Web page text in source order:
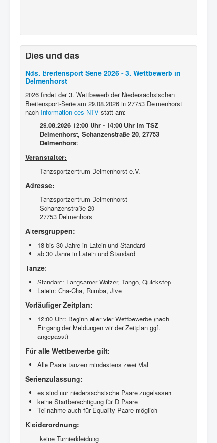
Dies und das
Nds. Breitensport Serie 2026 - 3. Wettbewerb in
Delmenhorst
2026 findet der 3. Wettbewerb der Niedersächsischen
Breitensport-Serie am 29.08.2026 in 27753 Delmenhorst
nach Information des NTV statt am:
29.08.2026 12:00 Uhr - 14:00 Uhr im TSZ
Delmenhorst, Schanzenstraße 20, 27753
Delmenhorst
Veranstalter:
Tanzsportzentrum Delmenhorst e.V.
Adresse:
Tanzsportzentrum Delmenhorst
Schanzenstraße 20
27753 Delmenhorst
Altersgruppen:
18 bis 30 Jahre in Latein und Standard
ab 30 Jahre in Latein und Standard
Tänze:
Standard: Langsamer Walzer, Tango, Quickstep
Latein: Cha-Cha, Rumba, Jive
Vorläufiger Zeitplan:
12:00 Uhr: Beginn aller vier Wettbewerbe (nach
Eingang der Meldungen wir der Zeitplan ggf.
angepasst)
Für alle Wettbewerbe gilt:
Alle Paare tanzen mindestens zwei Mal
Serienzulassung:
es sind nur niedersächsische Paare zugelassen
keine Startberechtigung für D Paare
Teilnahme auch für Equality-Paare möglich
Kleiderordnung:
keine Turnierkleidung